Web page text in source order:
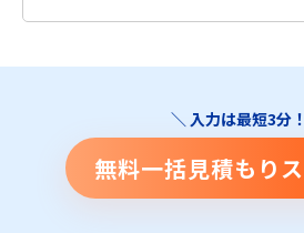
＼ 入力は最短3分
無料一括見積もり